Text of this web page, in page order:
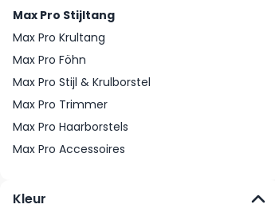
Max Pro Stijltang
Max Pro Krultang
Max Pro Föhn
Max Pro Stijl & Krulborstel
Max Pro Trimmer
Max Pro Haarborstels
Max Pro Accessoires
Kleur